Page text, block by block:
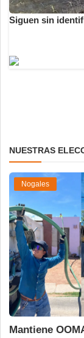
Siguen sin
NUESTRAS
Nogales
Mantiene